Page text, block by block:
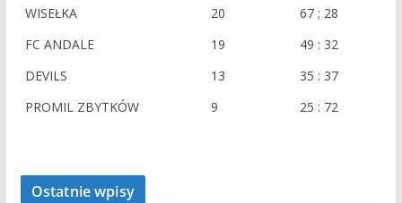
eWISEŁKA
20
67 ; 28
FC ANDALE
19
49 : 32
DEVILS
13
35 : 37
PROMIL ZBYTKÓW
9 25 : 72
Ostatnie wpisy